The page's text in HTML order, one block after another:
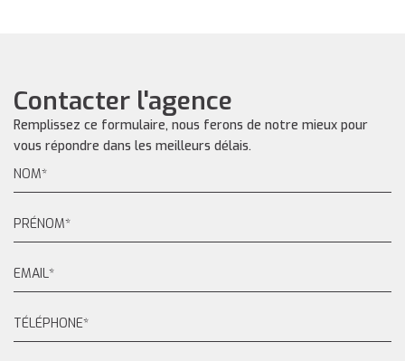
Contacter l'agence
Remplissez ce formulaire, nous ferons de notre mieux pour
vous répondre dans les meilleurs délais.